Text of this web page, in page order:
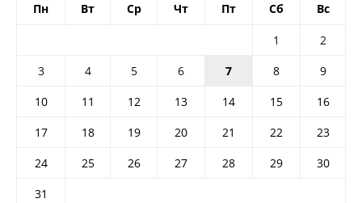
Пн Вт Ср Чт Пт Сб Вс
1
2
3
4 5 6 7 8
9
10
11 12 13 14 15
16
17
18 19 20 21 22
23
24
25 26 27 28 29
30
31